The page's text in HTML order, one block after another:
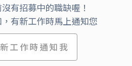
有招募中的職缺喔！
有新工作時馬上通知您
工作時通知我